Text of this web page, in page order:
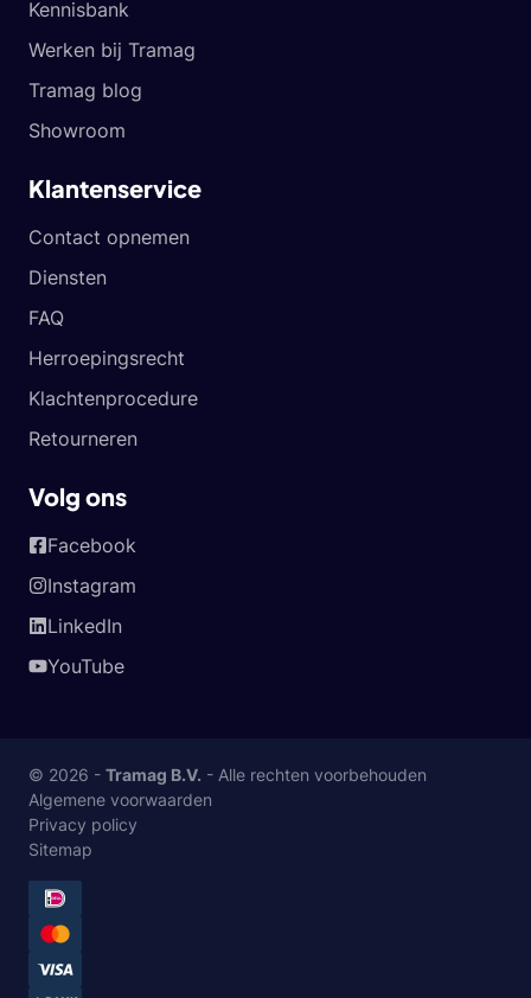
Kennisbank
Werken bij Tramag
Tramag blog
Showroom
Klantenservice
Contact opnemen
Diensten
FAQ
Herroepingsrecht
Klachtenprocedure
Retourneren
Volg ons
Facebook
Instagram
LinkedIn
YouTube
© 2026 - Tramag B.V. - Alle rechten voorbehouden
Algemene voorwaarden
Privacy policy
Sitemap